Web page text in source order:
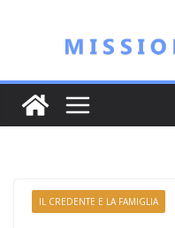
contenuto
IL CREDENTE E LA FAMIGLIA